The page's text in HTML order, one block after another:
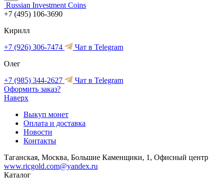
Russian Investment Coins
+7 (495) 106-3690
Кирилл
+7 (926) 306-7474
Чат в Telegram
Олег
+7 (985) 344-2627
Чат в Telegram
Оформить заказ?
Наверх
Выкуп монет
Оплата и доставка
Новости
Контакты
Таганская, Москва, Большие Каменщики, 1, Офисный центр
www.ricgold.com@yandex.ru
Каталог